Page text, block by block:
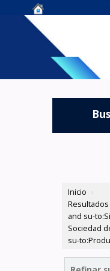
Centro de
OLADE -
Inicio ›
Resultados
and su-
Sociedad
su-